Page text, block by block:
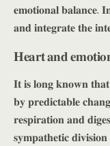
𝐞𝐦𝐨𝐭𝐢𝐨𝐧𝐚𝐥 𝐛𝐚𝐥𝐚𝐧𝐜𝐞.
𝐚𝐧𝐝 𝐢𝐧𝐭𝐞𝐠𝐫𝐚𝐭𝐞 𝐭𝐡𝐞
𝐇𝐞𝐚𝐫𝐭 𝐚𝐧𝐝
𝐈𝐭 𝐢𝐬 𝐥𝐨𝐧𝐠 𝐤𝐧𝐨𝐰𝐧
𝐛𝐲 𝐩𝐫𝐞𝐝𝐢𝐜𝐭𝐚𝐛𝐥𝐞
𝐫𝐞𝐬𝐩𝐢𝐫𝐚𝐭𝐢𝐨𝐧 𝐚𝐧𝐝
𝐬𝐲𝐦𝐩𝐚𝐭𝐡𝐞𝐭𝐢𝐜